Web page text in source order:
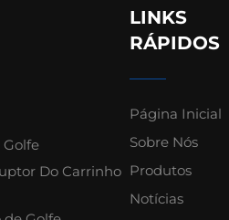
Do Carrinho
LINKS
RÁPIDOS
Página Inicial
Sobre Nós
Produtos
Notícias